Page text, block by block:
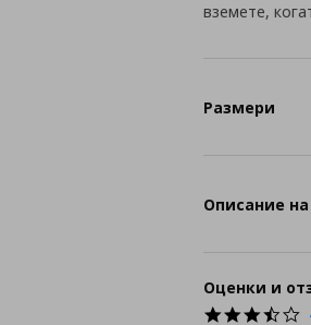
вземете,
Размери
Описание
Оценки и